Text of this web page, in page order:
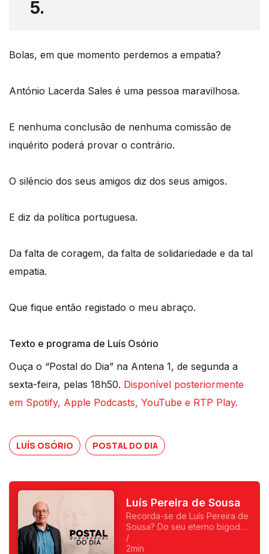
5.
Bolas, em que momento perdemos a empatia?
António Lacerda Sales é uma pessoa maravilhosa.
E nenhuma conclusão de nenhuma comissão de
inquérito poderá provar o contrário.
O silêncio dos seus amigos diz dos seus amigos.
E diz da política portuguesa.
Da falta de coragem, da falta de solidariedade e da tal
empatia.
Que fique então registado o meu abraço.
Texto e programa de Luís Osório
Ouça o “Postal do Dia” na Antena 1, de segunda a
sexta-feira, pelas 18h50. Disponível posteriormente
em Spotify, Apple Podcasts, YouTube e RTP Play.
LUÍS OSÓRIO POSTAL DO DIA
Luís Pereira de Sousa
Recorda-se de Luís Pereira de
Sousa? Do seu eterno bigode?
Foi o primeiro a fazer
programas da manhã e o
/
2min